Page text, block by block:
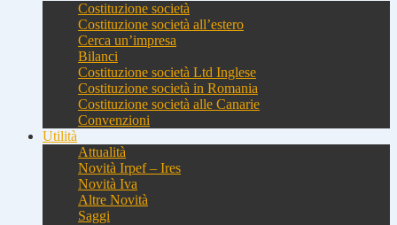
Costituzione società
Costituzione società all’estero
Cerca un’impresa
Bilanci
Costituzione società Ltd Inglese
Costituzione società in Romania
Costituzione società alle Canarie
Convenzioni
Utilità
Attualità
Novità Irpef – Ires
Novità Iva
Altre Novità
Saggi